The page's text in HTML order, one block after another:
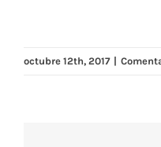
octubre 12th, 2017 |